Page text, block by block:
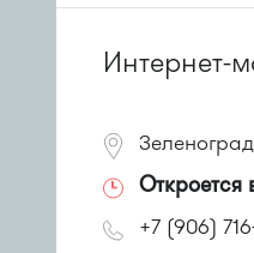
Автобусы № 2, 3,
Интернет-
Откроется
+7 (906)